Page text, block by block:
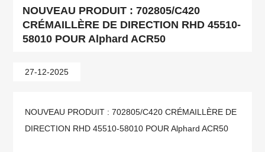
NOUVEAU PRODUIT : 702805/C420
CRÉMAILLÈRE DE DIRECTION RHD 45510-
58010 POUR Alphard ACR50
27-12-2025
NOUVEAU PRODUIT : 702805/C420 CRÉMAILLÈRE DE
DIRECTION RHD 45510-58010 POUR Alphard ACR50